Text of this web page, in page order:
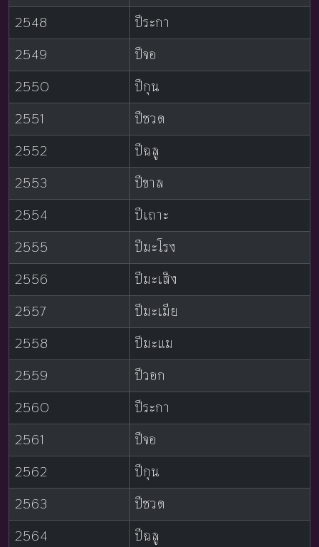
2548
ปีระกา
2549
ปีจอ
2550
ปีกุน
2551
ปีชวด
2552
ปีฉลู
2553
ปีขาล
2554
ปีเถาะ
2555
ปีมะโรง
2556
ปีมะเส็ง
2557
ปีมะเมีย
2558
ปีมะแม
2559
ปีวอก
2560
ปีระกา
2561
ปีจอ
2562
ปีกุน
2563
ปีชวด
2564
ปีฉลู